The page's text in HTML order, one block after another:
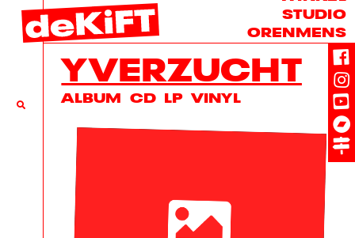
STUDIO
ORENMENS
YVERZUCHT
ALBUM CD LP VINYL